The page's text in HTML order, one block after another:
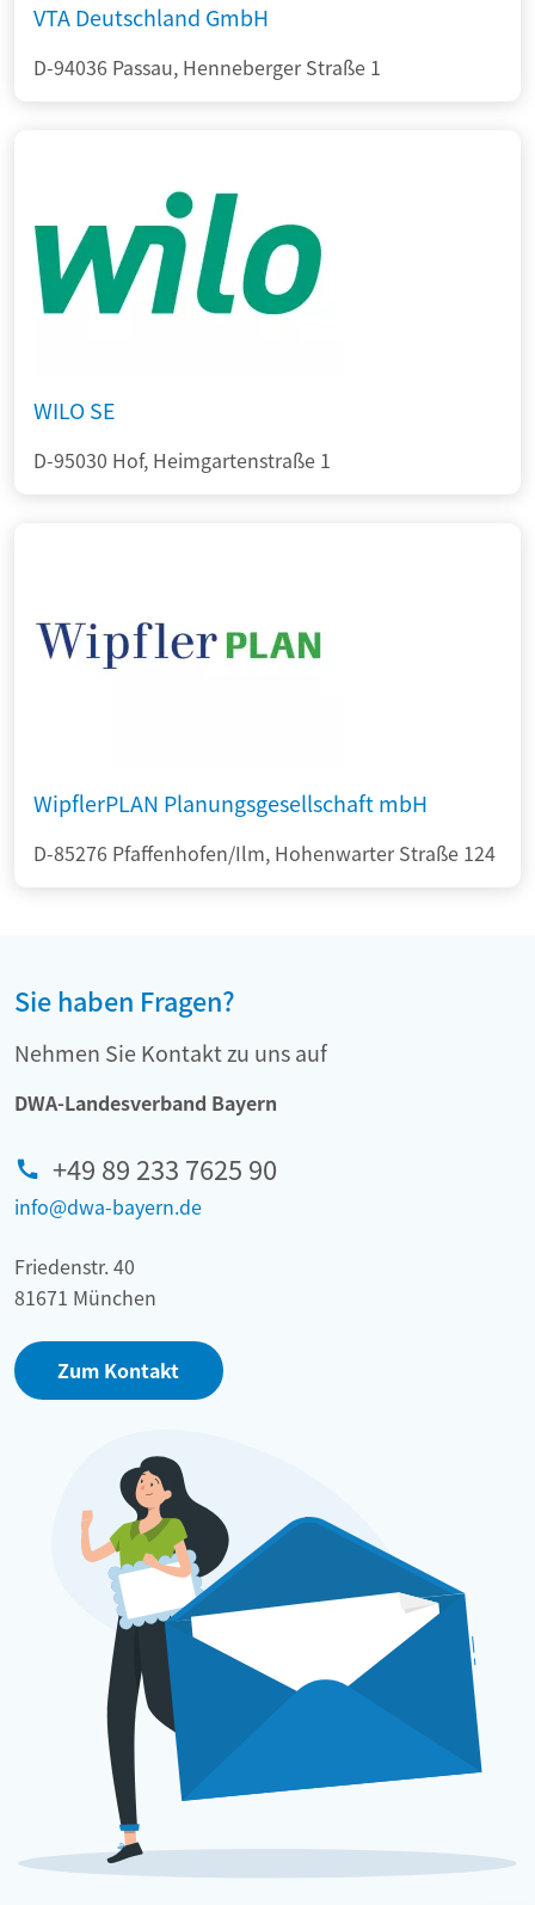
VTA Deutschland GmbH
D-94036 Passau, Henneberger Straße 1
WILO SE
D-95030 Hof, Heimgartenstraße 1
WipflerPLAN Planungsgesellschaft mbH
D-85276 Pfaffenhofen/Ilm, Hohenwarter Straße 124
Sie haben Fragen?
Nehmen Sie Kontakt zu uns auf
DWA-Landesverband Bayern
+49 89 233 7625 90
info@dwa-bayern.de
Friedenstr. 40
81671 München
Zum Kontakt